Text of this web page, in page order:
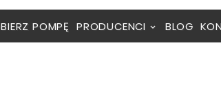
POMPĘ PRODUCENCI BLOG